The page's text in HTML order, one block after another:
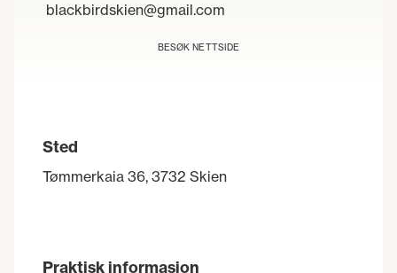
blackbirdskien@gmail.com
BESØK NETTSIDE
Sted
Tømmerkaia 36, 3732 Skien
Praktisk informasjon